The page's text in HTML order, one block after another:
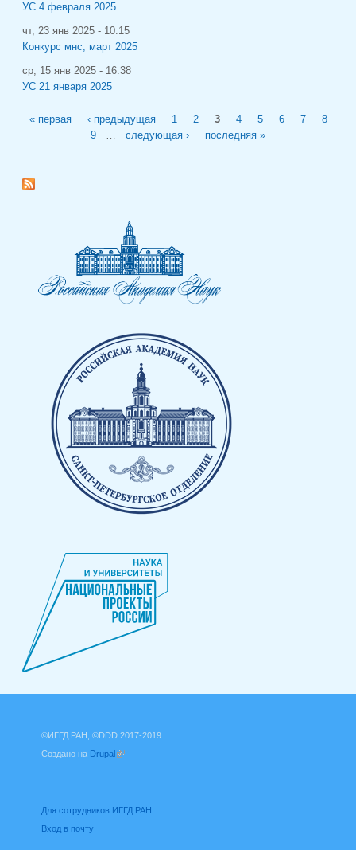
УС 4 февраля 2025
чт, 23 янв 2025 - 10:15
Конкурс мнс, март 2025
ср, 15 янв 2025 - 16:38
УС 21 января 2025
« первая ‹ предыдущая 1 2 3 4 5 6 7
8
9
… следующая › последняя »
©ИГГД РАН, ©DDD 2017-2019
Создано на Drupal
Для сотрудников ИГГД РАН
Вход в почту